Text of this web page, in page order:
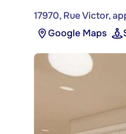
17970, Rue Victor,
Google Maps